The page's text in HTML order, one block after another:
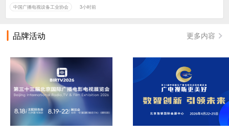
中国广播电视设备工业协会 3小时前
品牌活动 更多内容